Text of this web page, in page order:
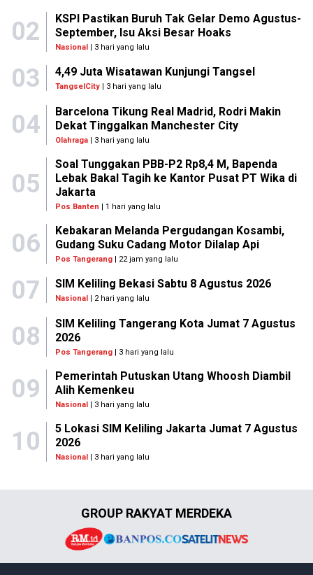
02
KSPI Pastikan Buruh Tak Gelar Demo Agustus-
September, Isu Aksi Besar Hoaks
Nasional| 3 hari yang lalu
03 4,49 Juta Wisatawan Kunjungi Tangsel
TangselCity | 3 hari yang lalu
04
Barcelona Tikung Real Madrid, Rodri Makin
Dekat Tinggalkan Manchester City
Olahraga| 3 hari yang lalu
05
Soal Tunggakan PBB-P2 Rp8,4 M, Bapenda
Lebak Bakal Tagih ke Kantor Pusat PT Wika di
Jakarta
Pos Banten | 1 hari yang lalu
06
Kebakaran Melanda Pergudangan Kosambi,
Gudang Suku Cadang Motor Dilalap Api
Pos Tangerang| 22 jam yang lalu
07 SIM Keliling Bekasi Sabtu 8 Agustus 2026
Nasional | 2 hari yang lalu
08
SIM Keliling Tangerang Kota Jumat 7 Agustus
2026
Pos Tangerang| 3 hari yang lalu
09
Pemerintah Putuskan Utang Whoosh Diambil
Alih Kemenkeu
Nasional| 3 hari yang lalu
10
5 Lokasi SIM Keliling Jakarta Jumat 7 Agustus
2026
Nasional| 3 hari yang lalu
GROUP RAKYAT MERDEKA